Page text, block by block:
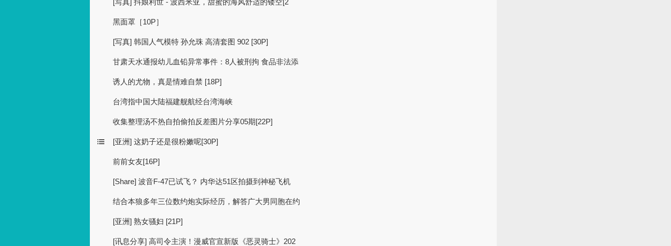
[写真] 抖娘利世 - 波西米亚，甜蜜的海风舒适的镂空[2
黑面罩［10P］
[写真] 韩国人气模特 孙允珠 高清套图 902 [30P]
甘肃天水通报幼儿血铅异常事件：8人被刑拘 食品非法添
诱人的尤物，真是情难自禁 [18P]
台湾指中国大陆福建舰航经台湾海峡
收集整理汤不热自拍偷拍反差图片分享05期[22P]
[亚洲] 这奶子还是很粉嫩呢[30P]
前前女友[16P]
[Share] 波音F-47已试飞？ 内华达51区拍摄到神秘飞机
结合本狼多年三位数约炮实际经历，解答广大男同胞在约
[亚洲] 熟女骚妇 [21P]
[讯息分享] 高司令主演！漫威官宣新版《恶灵骑士》202